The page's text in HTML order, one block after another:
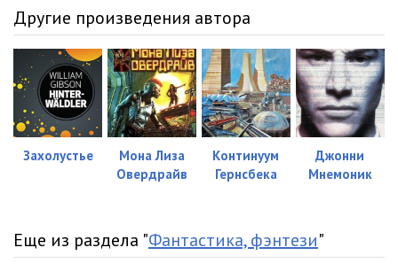
Другие произведения автора
Захолустье
Мона Лиза
Овердрайв
Континуум
Гернсбека
Джонни
Мнемоник
Еще из раздела "Фантастика, фэнтези"